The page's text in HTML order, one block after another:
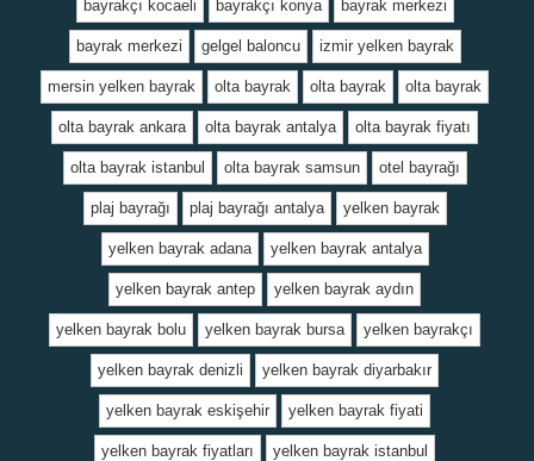
bayrakçı kocaeli bayrakçı konya bayrak merkezi
bayrak merkezi gelgel baloncu izmir yelken bayrak
mersin yelken bayrak olta bayrak olta bayrak olta bayrak
olta bayrak ankara olta bayrak antalya olta bayrak fiyatı
olta bayrak istanbul olta bayrak samsun otel bayrağı
plaj bayrağı plaj bayrağı antalya yelken bayrak
yelken bayrak adana yelken bayrak antalya
yelken bayrak antep yelken bayrak aydın
yelken bayrak bolu yelken bayrak bursa yelken bayrakçı
yelken bayrak denizli yelken bayrak diyarbakır
yelken bayrak eskişehir yelken bayrak fiyati
yelken bayrak fiyatları yelken bayrak istanbul